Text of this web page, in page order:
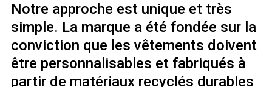
Notre approche est unique et très
simple. La marque a été fondée sur la
conviction que les vêtements doivent
être personnalisables et fabriqués à
partir de matériaux recyclés durables